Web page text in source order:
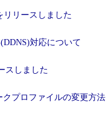
リリースしました
対応について
スしました
クプロファイルの変更方法